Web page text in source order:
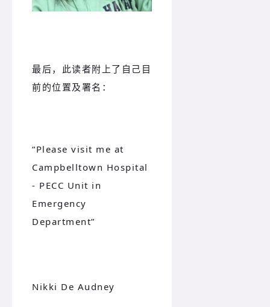
最后，此读者附上了自己目
前的位置及署名：
“Please visit me at
Campbelltown Hospital
- PECC Unit in
Emergency
Department”
Nikki De Audney